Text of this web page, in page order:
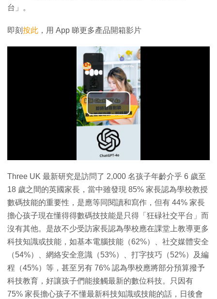
台」。
即刻 按此 ，用 App 睇更多產品開箱影片
播
放
影
片
Three UK 最新研究是訪問了 2,000 名孩子年齡介乎 6 歲至
18 歲之間的英國家長，當中雖發現 85% 家長認為學校教授
數碼技能的重要性，是應等同閱讀和寫作，但有 44% 家長
擔心孩子現在懂得得數碼技技能是只得「狂碌社交平台」而
沒有其他。是故不少受訪家長認為學校應在課堂上教導更多
科技知識或技能，如基本電腦技能（62%）、社交媒體安全
（54%）、網絡安全意識（53%）、打字技巧（52%）及編
程（45%）等，甚至另有 76% 認為學校應將部分預算撥予
科技教育，好讓孩子們能接觸最新的數位科技。只因有
75% 家長擔心孩子不懂最新科技知識或技能的話，日後會